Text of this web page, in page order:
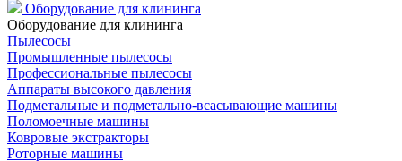
Оборудование для клининга
Оборудование для клининга
Пылесосы
Промышленные пылесосы
Профессиональные пылесосы
Аппараты высокого давления
Подметальные и подметально-всасывающие машины
Поломоечные машины
Ковровые экстракторы
Роторные машины